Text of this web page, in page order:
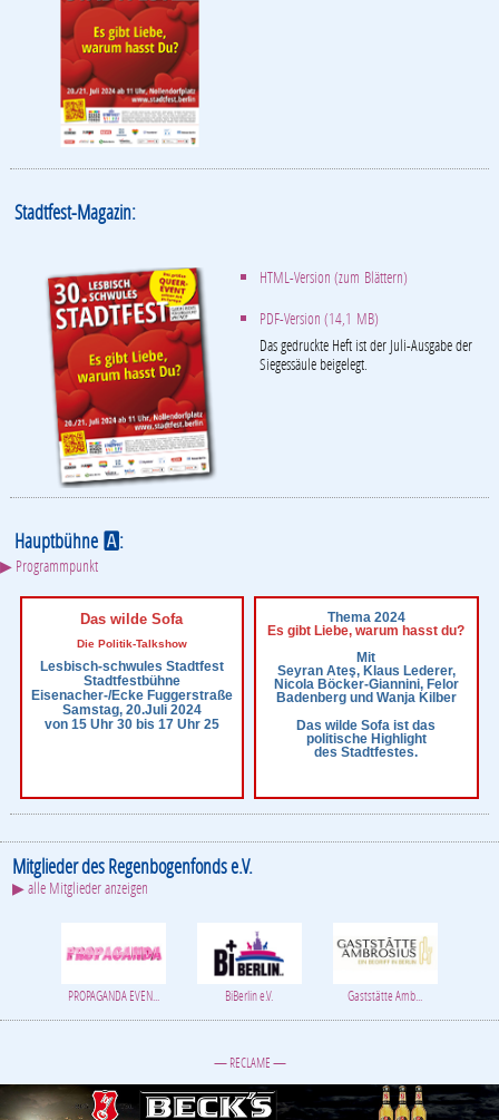
Stadtfest-Magazin:
HTML-Version (zum Blättern)
PDF-Version (14,1 MB)
Das gedruckte Heft ist der Juli-Ausgabe der
Siegessäule beigelegt.
HauptbühneA:
▶ Programmpunkt
Das wilde Sofa
Die Politik-Talkshow
Lesbisch-schwules Stadtfest
Stadtfestbühne
Eisenacher-/Ecke Fuggerstraße
Samstag, 20.Juli 2024
von 15 Uhr 30 bis 17 Uhr 25
Thema 2024
Es gibt Liebe, warum hasst du?
Mit
Seyran Ateş, Klaus Lederer,
Nicola Böcker-Giannini, Felor
Badenberg und Wanja Kilber
Das wilde Sofa ist das
politische Highlight
des Stadtfestes.
Mitglieder des Regenbogenfonds e.V.
▶ alle Mitglieder anzeigen
PROPAGANDA EVEN... BiBerlin e.V. Gaststätte Amb...
— RECLAME —